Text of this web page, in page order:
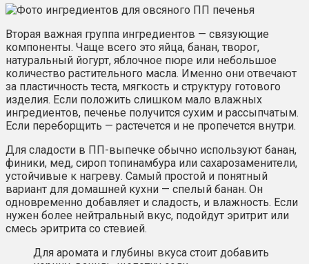
Вторая важная группа ингредиентов — связующие
компоненты. Чаще всего это яйца, банан, творог,
натуральный йогурт, яблочное пюре или небольшое
количество растительного масла. Именно они отвечают
за пластичность теста, мягкость и структуру готового
изделия. Если положить слишком мало влажных
ингредиентов, печенье получится сухим и рассыпчатым.
Если переборщить — растечется и не пропечется внутри.
Для сладости в ПП-выпечке обычно используют банан,
финики, мед, сироп топинамбура или сахарозаменители,
устойчивые к нагреву. Самый простой и понятный
вариант для домашней кухни — спелый банан. Он
одновременно добавляет и сладость, и влажность. Если
нужен более нейтральный вкус, подойдут эритрит или
смесь эритрита со стевией.
Для аромата и глубины вкуса стоит добавить